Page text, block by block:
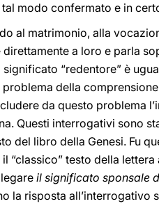
modo confermato e in
al matrimonio, alla
a loro e parla
“redentore” è
della
da questo problema
Questi interrogativi sono
del libro della Genesi. Fu
“classico” testo della
il significato sponsale
la risposta all’interrogativo